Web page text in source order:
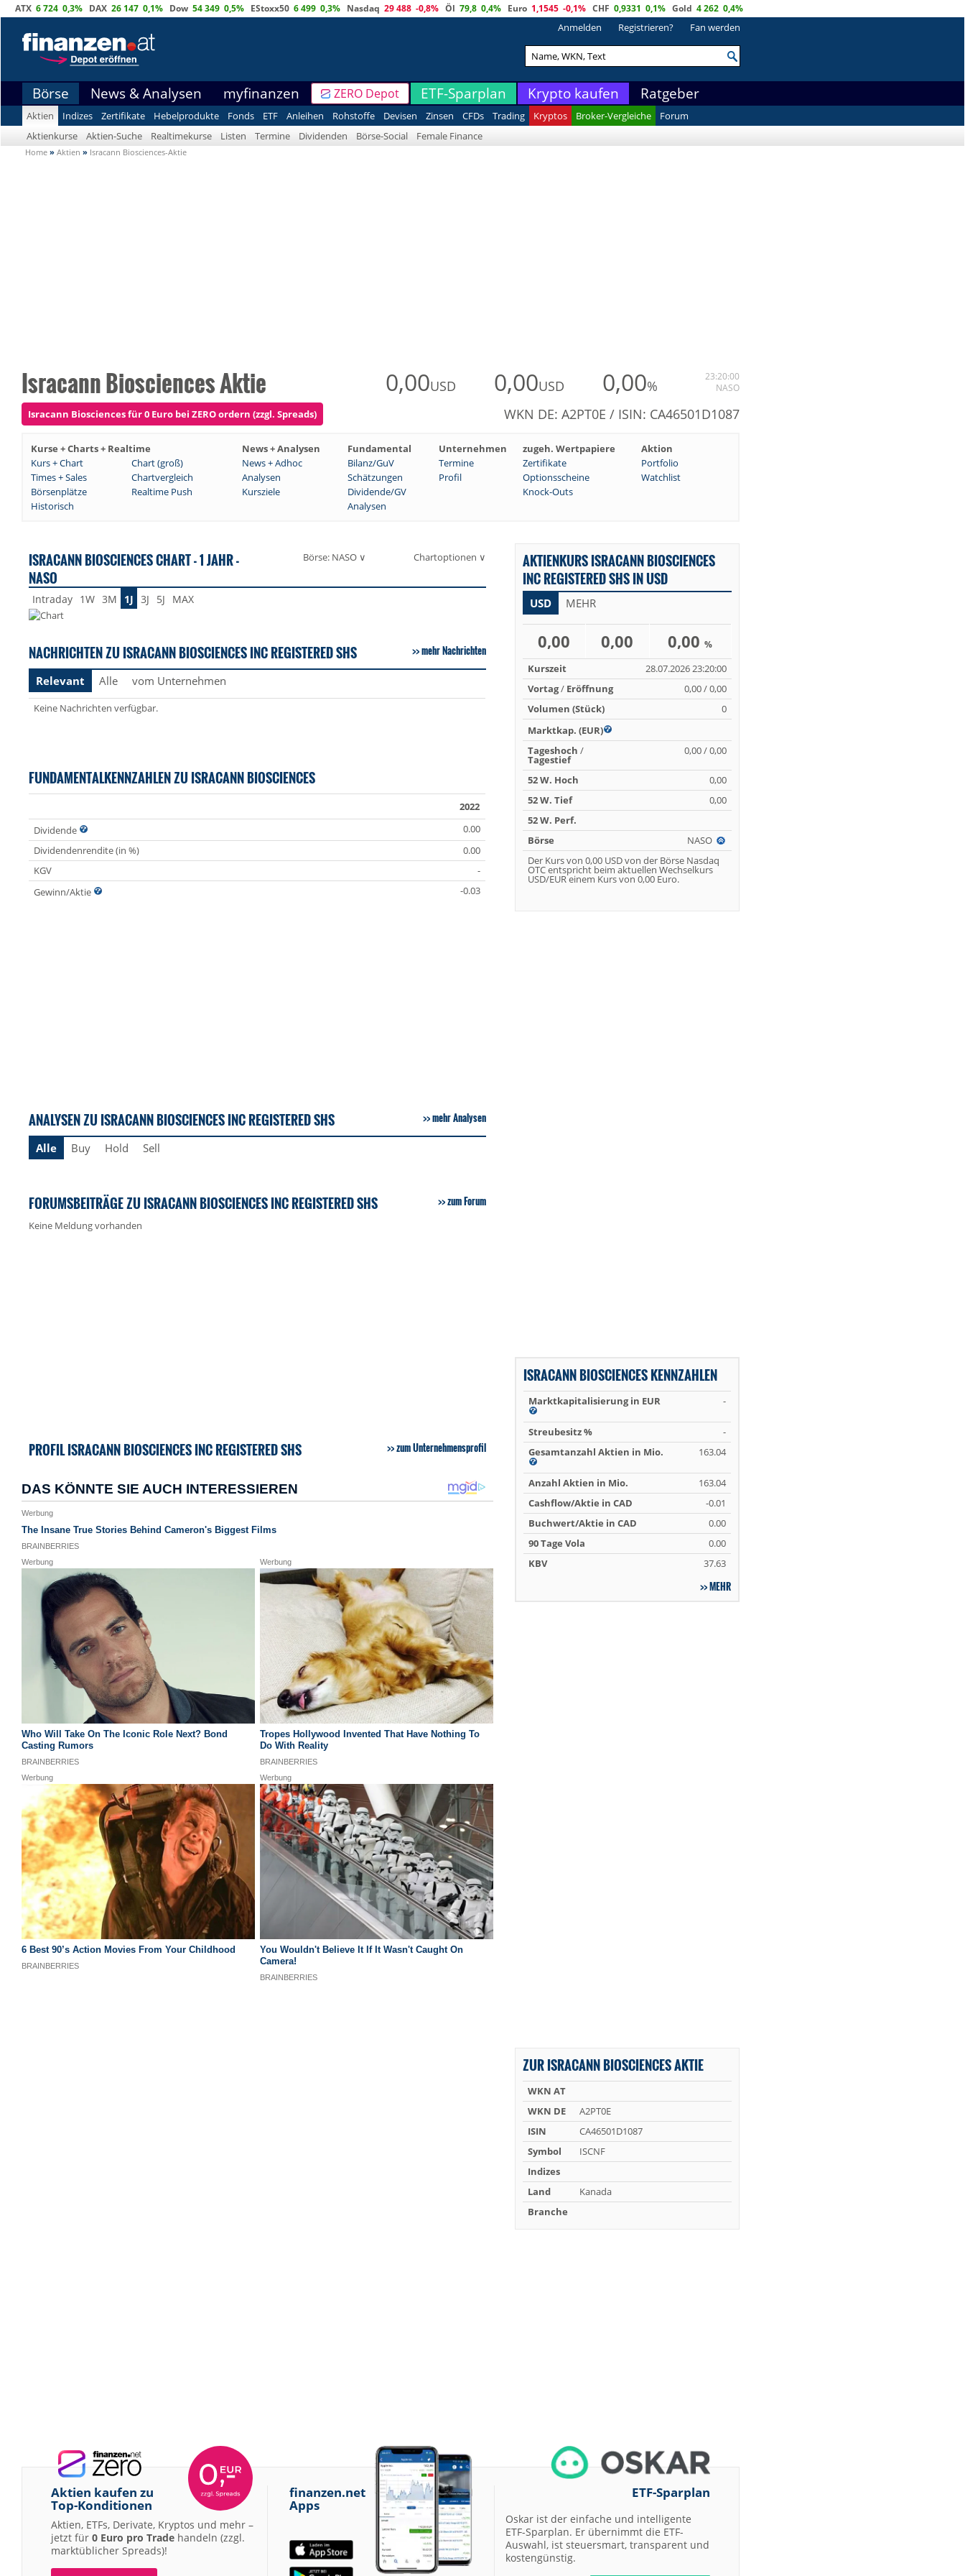
ATX 6 724 0,3% DAX 26 147 0,1% Dow 54 349 0,5% EStoxx50 6 499 0,3% Nasdaq 29 488 -0,8% Öl 79,8 0,4% Euro 1,1545 -0,1% CHF 0,9331 0,1% Gold 4 262 0,4%
Anmelden Registrieren? Fan werden
Börse News & Analysen myfinanzen ZERO Depot ETF-Sparplan Krypto kaufen Ratgeber
Aktien Indizes Zertifikate Hebelprodukte Fonds ETF Anleihen Rohstoffe Devisen Zinsen CFDs Trading Kryptos Broker-Vergleiche
Forum
Aktienkurse
Aktien-Suche Realtimekurse Listen Termine Dividenden Börse-Social Female Finance
Home » Aktien » Isracann Biosciences-Aktie
Isracann Biosciences Aktie 0,00USD 0,00USD 0,00%
23:20:00
NASO
Isracann Biosciences für 0 Euro bei ZERO ordern (zzgl. Spreads) WKN DE: A2PT0E / ISIN: CA46501D1087
Kurse + Charts + Realtime News + Analysen Fundamental Unternehmen zugeh. Wertpapiere
Aktion
Kurs + Chart
Chart (groß) News + Adhoc Bilanz/GuV Termine Zertifikate
Portfolio
Times + Sales
Chartvergleich Analysen Schätzungen Profil Optionsscheine
Watchlist
Börsenplätze
Realtime Push Kursziele Dividende/GV
Knock-Outs
Historisch
Analysen
ISRACANN BIOSCIENCES CHART - 1 JAHR -
NASO
Börse: NASO ∨ Chartoptionen ∨
Intraday 1W 3M 1J 3J 5J MAX
NACHRICHTEN ZU ISRACANN BIOSCIENCES INC REGISTERED SHS mehr Nachrichten
Relevant Alle vom Unternehmen
Keine Nachrichten verfügbar.
FUNDAMENTALKENNZAHLEN ZU ISRACANN BIOSCIENCES
2022
Dividende
0.00
Dividendenrendite (in %)
0.00
KGV
-
Gewinn/Aktie
-0.03
ANALYSEN ZU ISRACANN BIOSCIENCES INC REGISTERED SHS mehr Analysen
Alle Buy Hold Sell
FORUMSBEITRÄGE ZU ISRACANN BIOSCIENCES INC REGISTERED SHS zum Forum
Keine Meldung vorhanden
PROFIL ISRACANN BIOSCIENCES INC REGISTERED SHS zum Unternehmensprofil
AKTIENKURS ISRACANN BIOSCIENCES
INC REGISTERED SHS IN USD
USD MEHR
0,00 0,00 0,00%
Kurszeit
28.07.2026 23:20:00
Vortag/ Eröffnung
0,00 / 0,00
Volumen (Stück)
0
Marktkap. (EUR)
Tageshoch /
Tagestief
0,00 / 0,00
52 W. Hoch
0,00
52 W. Tief
0,00
52 W. Perf.
Börse
NASO
Der Kurs von 0,00 USD von der Börse Nasdaq
OTC entspricht beim aktuellen Wechselkurs
USD/EUR einem Kurs von 0,00 Euro.
ISRACANN BIOSCIENCES KENNZAHLEN
Marktkapitalisierung in EUR -
Streubesitz %
-
Gesamtanzahl Aktien in Mio.
163.04
Anzahl Aktien in Mio.
163.04
Cashflow/Aktie in CAD
-0.01
Buchwert/Aktie in CAD
0.00
90 Tage Vola
0.00
KBV
37.63
MEHR
ZUR ISRACANN BIOSCIENCES AKTIE
WKN AT
WKN DE
A2PT0E
ISIN
CA46501D1087
Symbol
ISCNF
Indizes
Land
Kanada
Branche
Aktien kaufen zu
Top-Konditionen
Aktien, ETFs, Derivate, Kryptos und mehr –
jetzt für 0 Euro pro Trade handeln (zzgl.
marktüblicher Spreads)!
finanzen.net
Apps
ETF-Sparplan
Oskar ist der einfache und intelligente
ETF-Sparplan. Er übernimmt die ETF-
Auswahl, ist steuersmart, transparent und
kostengünstig.